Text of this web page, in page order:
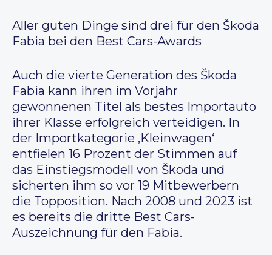
Aller guten Dinge sind drei für den Škoda
Fabia bei den Best Cars-Awards
Auch die vierte Generation des Škoda
Fabia kann ihren im Vorjahr
gewonnenen Titel als bestes Importauto
ihrer Klasse erfolgreich verteidigen. In
der Importkategorie ,Kleinwagen‘
entfielen 16 Prozent der Stimmen auf
das Einstiegsmodell von Škoda und
sicherten ihm so vor 19 Mitbewerbern
die Topposition. Nach 2008 und 2023 ist
es bereits die dritte Best Cars-
Auszeichnung für den Fabia.